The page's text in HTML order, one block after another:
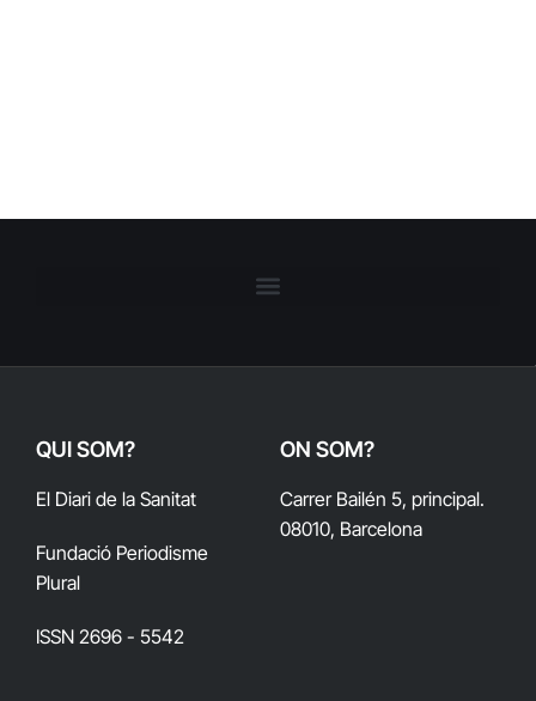
QUI SOM?
El Diari de la Sanitat
Fundació Periodisme
Plural
ISSN 2696 - 5542
ON SOM?
Carrer Bailén 5, principal.
08010, Barcelona